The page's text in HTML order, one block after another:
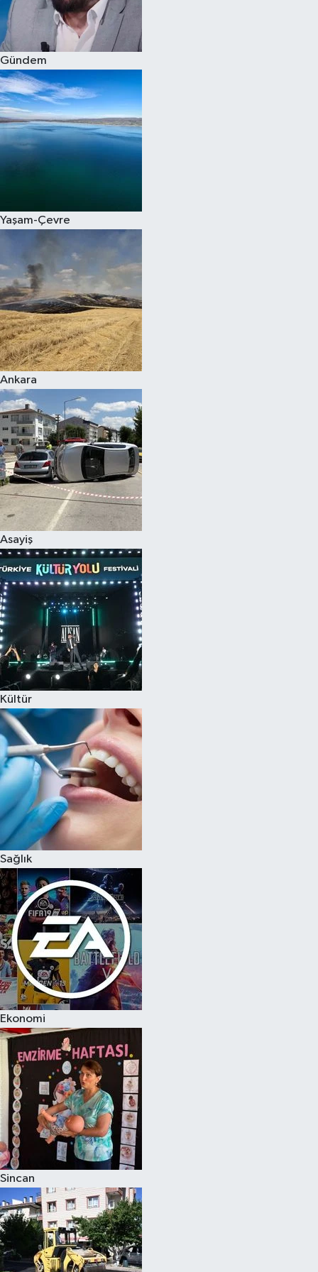
Gündem
Yaşam-Çevre
Ankara
Asayiş
Kültür
Sağlık
Ekonomi
Sincan
Spor
Burç Yorumları
Çocuk
Eğitim
Kim kimdir?
Kültür Sanat
Sağlık
Siyaset
Teknoloji
Televizyon
Yaşam-Çevre